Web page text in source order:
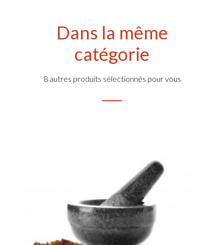
Dans la même
catégorie
8 autres produits sélectionnés pour vous